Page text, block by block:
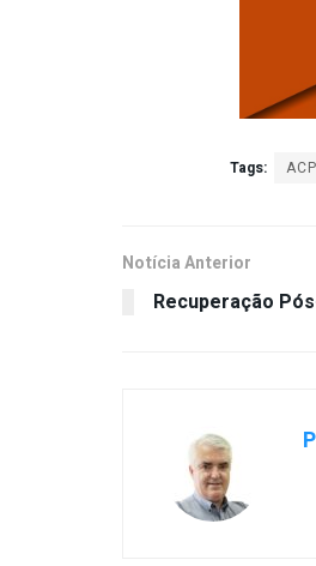
Tags:
Notícia Anterior
Recuperação